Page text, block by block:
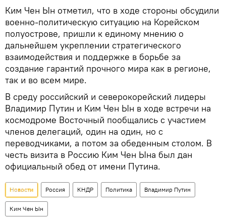
Ким Чен Ын отметил, что в ходе стороны обсудили
военно-политическую ситуацию на Корейском
полуострове, пришли к единому мнению о
дальнейшем укреплении стратегического
взаимодействия и поддержке в борьбе за
создание гарантий прочного мира как в регионе,
так и во всем мире.
В среду российский и северокорейский лидеры
Владимир Путин и Ким Чен Ын в ходе встречи на
космодроме Восточный пообщались с участием
членов делегаций, один на один, но с
переводчиками, а потом за обеденным столом. В
честь визита в Россию Ким Чен Ына был дан
официальный обед от имени Путина.
Новости Россия КНДР Политика Владимир Путин
Ким Чен Ын